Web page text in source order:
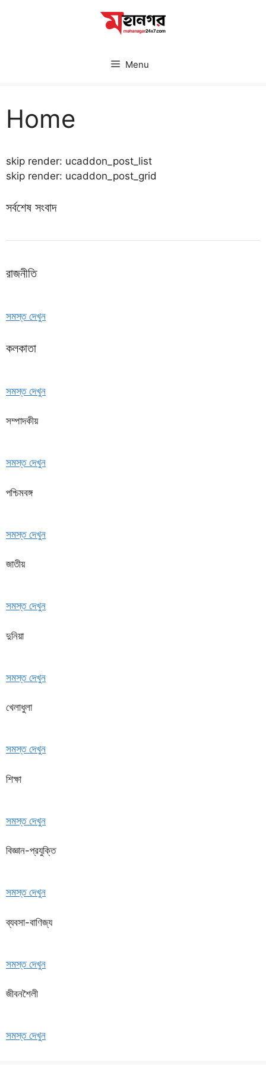
Menu
Home
skip render: ucaddon_post_list
skip render: ucaddon_post_grid
সর্বশেষ সংবাদ
রাজনীতি
সমস্ত দেখুন
কলকাতা
সমস্ত দেখুন
সম্পাদকীয়
সমস্ত দেখুন
পশ্চিমবঙ্গ
সমস্ত দেখুন
জাতীয়
সমস্ত দেখুন
দুনিয়া
সমস্ত দেখুন
খেলাধুলা
সমস্ত দেখুন
শিক্ষা
সমস্ত দেখুন
বিজ্ঞান-প্রযুক্তি
সমস্ত দেখুন
ব্যবসা-বাণিজ্য
সমস্ত দেখুন
জীবনশৈলী
সমস্ত দেখুন